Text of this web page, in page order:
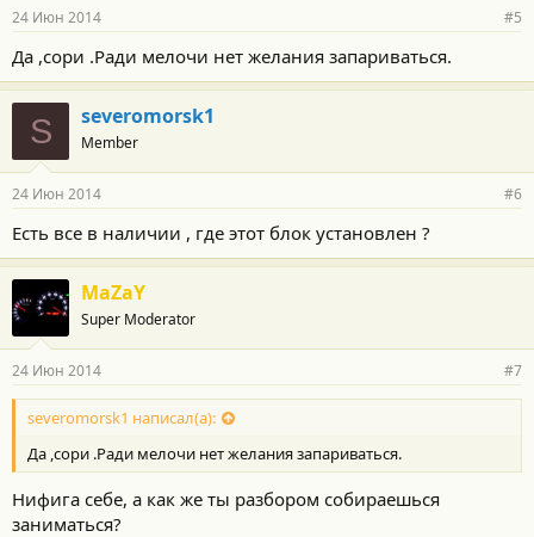
24 Июн 2014 #5
Да ,сори .Ради мелочи нет желания запариваться.
S severomorsk1
Member
24 Июн 2014 #6
Есть все в наличии , где этот блок установлен ?
MaZaY
Super Moderator
24 Июн 2014 #7
severomorsk1 написал(а):
Да ,сори .Ради мелочи нет желания запариваться.
Нифига себе, а как же ты разбором собираешься
заниматься?